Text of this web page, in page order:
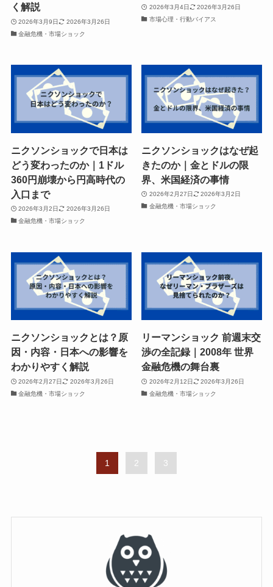
く解説
2026年3月9日
2026年3月26日
金融危機・市場ショック
2026年3月4日
2026年3月26日
市場心理・行動バイアス
ニクソンショックで日本は
どう変わったのか｜1ドル
360円崩壊から円高時代の
入口まで
2026年3月2日
2026年3月26日
金融危機・市場ショック
ニクソンショックはなぜ起
きたのか｜金とドルの限
界、米国経済の事情
2026年2月27日
2026年3月2日
金融危機・市場ショック
ニクソンショックとは？原
因・内容・日本への影響を
わかりやすく解説
2026年2月27日
2026年3月26日
金融危機・市場ショック
リーマンショック 前週末交
渉の全記録｜2008年 世界
金融危機の舞台裏
2026年2月12日
2026年3月26日
金融危機・市場ショック
1 2 3